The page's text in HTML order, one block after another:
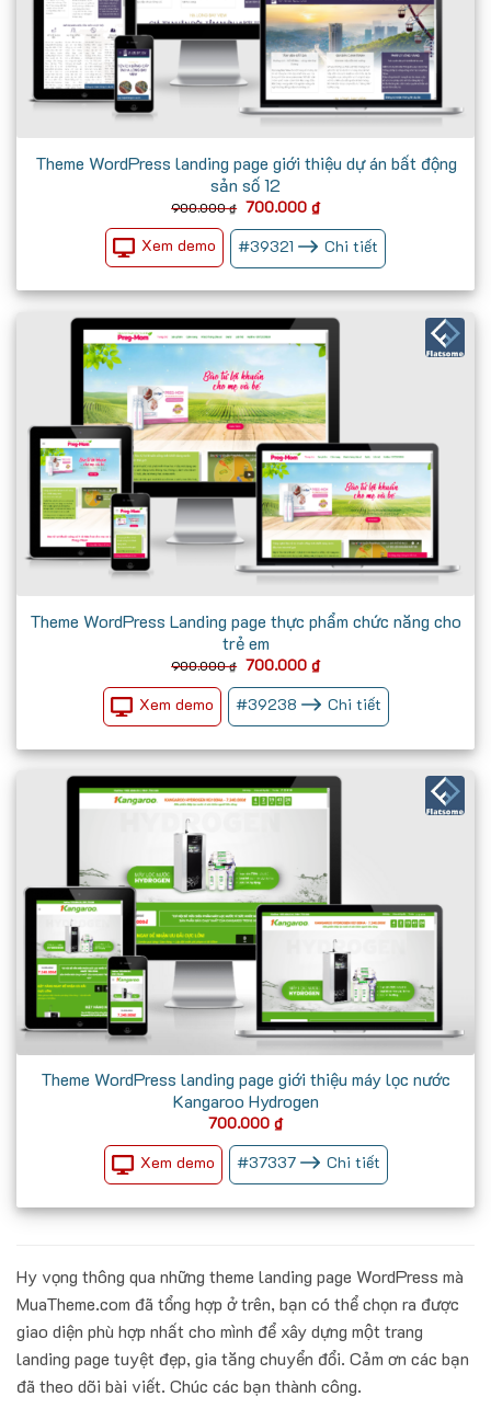
Theme WordPress landing page giới thiệu dự án bất động
sản số 12
900.000₫ Giá
là:
900.000 ₫.
700.000 ₫Giá
hiện
tại
là:
700.000 ₫.
Xem demo #39321 Chi tiết
Theme WordPress Landing page thực phẩm chức năng cho
trẻ em
900.000₫ Giá
là:
900.000 ₫.
700.000 ₫Giá
hiện
tại
là:
700.000 ₫.
Xem demo #39238 Chi tiết
Theme WordPress landing page giới thiệu máy lọc nước
Kangaroo Hydrogen
700.000 ₫
Xem demo #37337 Chi tiết
Hy vọng thông qua những theme landing page WordPress mà
MuaTheme.com đã tổng hợp ở trên, bạn có thể chọn ra được
giao diện phù hợp nhất cho mình để xây dựng một trang
landing page tuyệt đẹp, gia tăng chuyển đổi. Cảm ơn các bạn
đã theo dõi bài viết. Chúc các bạn thành công.